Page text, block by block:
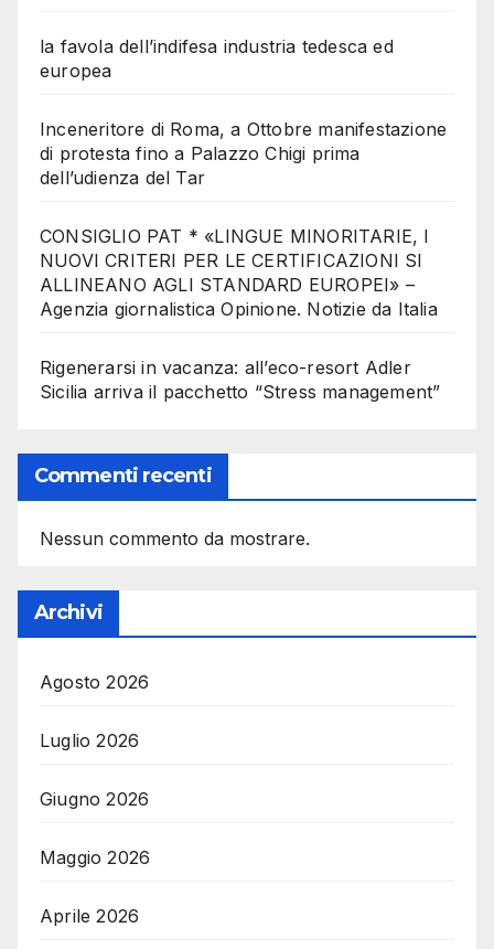
la favola dell’indifesa industria tedesca ed
europea
Inceneritore di Roma, a Ottobre manifestazione
di protesta fino a Palazzo Chigi prima
dell’udienza del Tar
CONSIGLIO PAT * «LINGUE MINORITARIE, I
NUOVI CRITERI PER LE CERTIFICAZIONI SI
ALLINEANO AGLI STANDARD EUROPEI» –
Agenzia giornalistica Opinione. Notizie da Italia
Rigenerarsi in vacanza: all’eco-resort Adler
Sicilia arriva il pacchetto “Stress management”
Commenti recenti
Nessun commento da mostrare.
Archivi
Agosto 2026
Luglio 2026
Giugno 2026
Maggio 2026
Aprile 2026